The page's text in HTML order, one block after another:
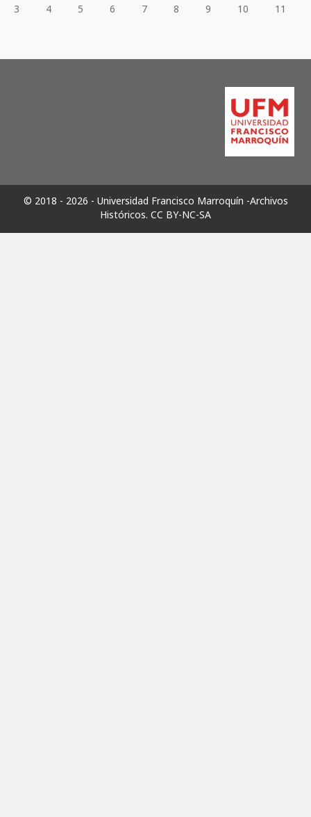
3 4 5 6 7 8 9 10 11
© 2018 - 2026 - Universidad Francisco Marroquín -Archivos
Históricos. CC BY-NC-SA